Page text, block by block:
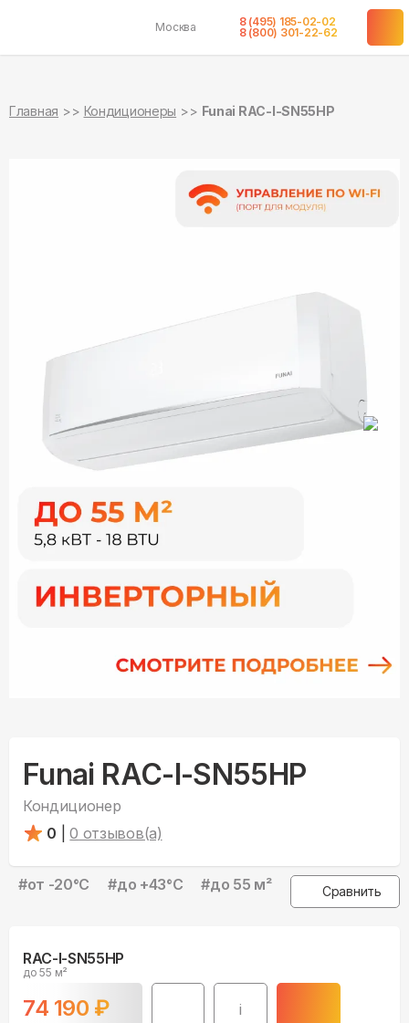
Москва
8 (495) 185-02-02
8 (800) 301-22-62
Главная Кондиционеры Funai RAC-I-SN55HP
Funai RAC-I-SN55HP
Кондиционер
0
0 отзывов(а)
#от -20°С #до +43°С #до 55 м² Сравнить
RAC-I-SN55HP
до 55 м²
74 190 ₽ i